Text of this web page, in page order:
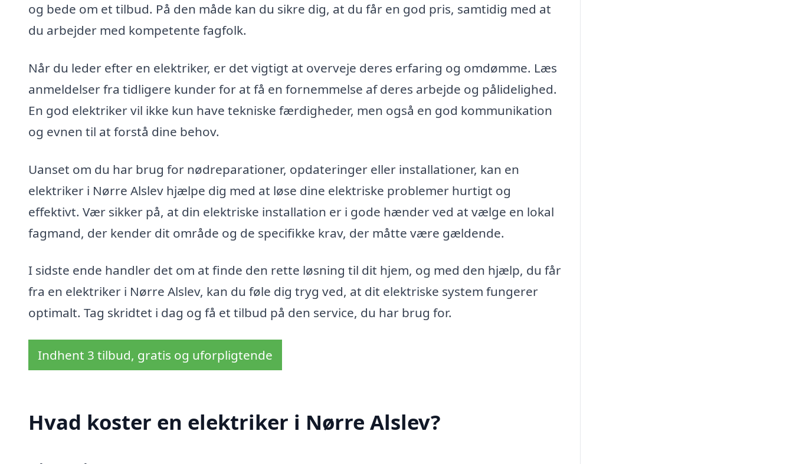
og bede om et tilbud. På den måde kan du sikre dig, at du får en god pris, samtidig med at
du arbejder med kompetente fagfolk.
Når du leder efter en elektriker, er det vigtigt at overveje deres erfaring og omdømme. Læs
anmeldelser fra tidligere kunder for at få en fornemmelse af deres arbejde og pålidelighed.
En god elektriker vil ikke kun have tekniske færdigheder, men også en god kommunikation
og evnen til at forstå dine behov.
Uanset om du har brug for nødreparationer, opdateringer eller installationer, kan en
elektriker i Nørre Alslev hjælpe dig med at løse dine elektriske problemer hurtigt og
effektivt. Vær sikker på, at din elektriske installation er i gode hænder ved at vælge en lokal
fagmand, der kender dit område og de specifikke krav, der måtte være gældende.
I sidste ende handler det om at finde den rette løsning til dit hjem, og med den hjælp, du får
fra en elektriker i Nørre Alslev, kan du føle dig tryg ved, at dit elektriske system fungerer
optimalt. Tag skridtet i dag og få et tilbud på den service, du har brug for.
Indhent 3 tilbud, gratis og uforpligtende
Hvad koster en elektriker i Nørre Alslev?